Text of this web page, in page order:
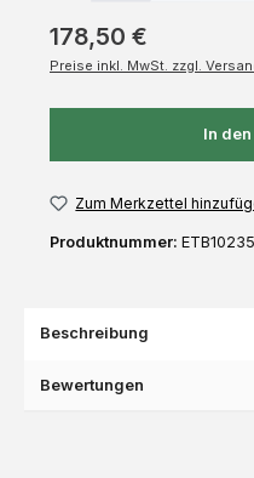
178,50 €
Preise inkl. MwSt. zzgl.
In
Zum Merkzettel
Produktnummer: ETB10235
Beschreibung
Bewertungen